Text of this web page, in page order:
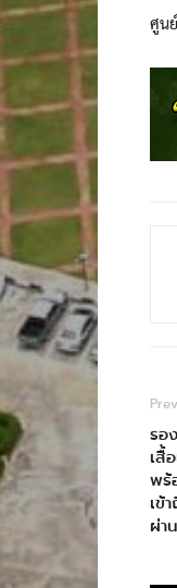
ศูน
รอ
เสื้
พร้
เข้
ผ่า